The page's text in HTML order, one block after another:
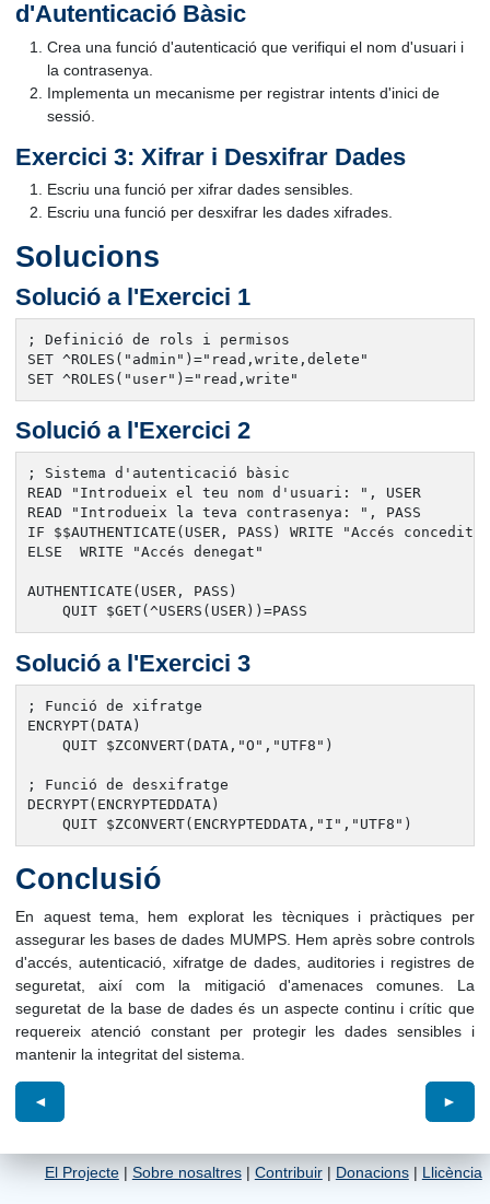
d'Autenticació Bàsic
Crea una funció d'autenticació que verifiqui el nom d'usuari i
la contrasenya.
Implementa un mecanisme per registrar intents d'inici de
sessió.
Exercici 3: Xifrar i Desxifrar Dades
Escriu una funció per xifrar dades sensibles.
Escriu una funció per desxifrar les dades xifrades.
Solucions
Solució a l'Exercici 1
; Definició de rols i permisos
SET ^ROLES("admin")="read,write,delete"
SET ^ROLES("user")="read,write"
Solució a l'Exercici 2
; Sistema d'autenticació bàsic
READ "Introdueix el teu nom d'usuari: ", USER
READ "Introdueix la teva contrasenya: ", PASS
IF $$AUTHENTICATE(USER, PASS) WRITE "Accés concedit"
ELSE  WRITE "Accés denegat"
AUTHENTICATE(USER, PASS)
    QUIT $GET(^USERS(USER))=PASS
Solució a l'Exercici 3
; Funció de xifratge
ENCRYPT(DATA)
    QUIT $ZCONVERT(DATA,"O","UTF8")
; Funció de desxifratge
DECRYPT(ENCRYPTEDDATA)
    QUIT $ZCONVERT(ENCRYPTEDDATA,"I","UTF8")
Conclusió
En aquest tema, hem explorat les tècniques i pràctiques per
assegurar les bases de dades MUMPS. Hem après sobre controls
d'accés, autenticació, xifratge de dades, auditories i registres de
seguretat, així com la mitigació d'amenaces comunes. La
seguretat de la base de dades és un aspecte continu i crític que
requereix atenció constant per protegir les dades sensibles i
mantenir la integritat del sistema.
◄ ►
El Projecte| Sobre nosaltres| Contribuir| Donacions| Llicència